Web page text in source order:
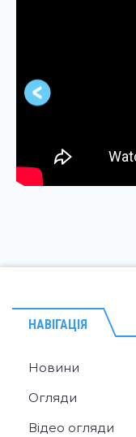
НАВІГАЦІЯ
Новини
Огляди
Відео огляди